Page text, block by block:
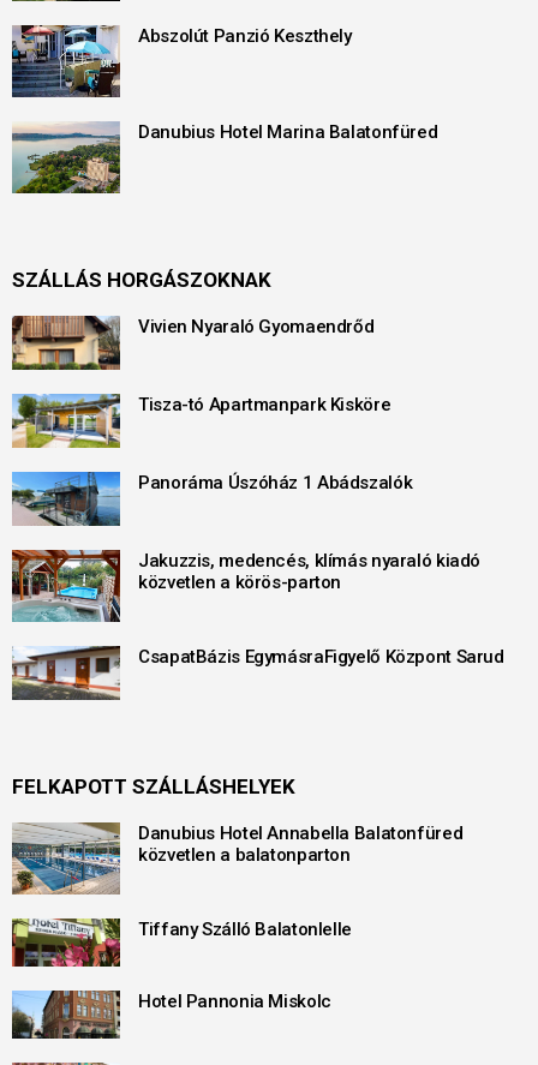
Abszolút Panzió Keszthely
Danubius Hotel Marina Balatonfüred
SZÁLLÁS HORGÁSZOKNAK
Vivien Nyaraló Gyomaendrőd
Tisza-tó Apartmanpark Kisköre
Panoráma Úszóház 1 Abádszalók
Jakuzzis, medencés, klímás nyaraló kiadó
közvetlen a körös-parton
CsapatBázis EgymásraFigyelő Központ Sarud
FELKAPOTT SZÁLLÁSHELYEK
Danubius Hotel Annabella Balatonfüred
közvetlen a balatonparton
Tiffany Szálló Balatonlelle
Hotel Pannonia Miskolc